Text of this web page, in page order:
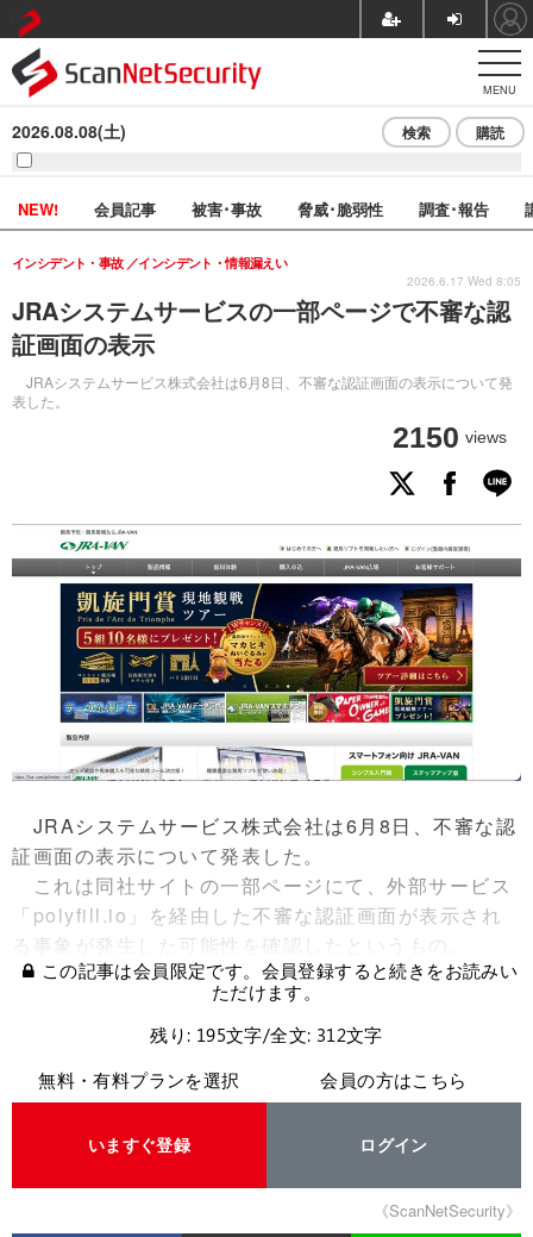
MENU
2026.08.08(土) 検索 購読
NEW! 会員記事 被害･事故 脅威･脆弱性 調査･報告
JRAシステムサービスの一部ページで不審な認
証画面の表示
JRAシステムサービス株式会社は6月8日、不審な認証画面の表示について発
表した。
インシデント・事故 インシデント・情報漏えい
2150 views
2026.6.17 Wed 8:05
JRAシステムサービス株式会社は6月8日、不審な認
証画面の表示について発表した。
これは同社サイトの一部ページにて、外部サービス
「polyfill.io」を経由した不審な認証画面が表示され
る事象が発生した可能性を確認したというもの。
この記事は会員限定です。会員登録すると続きをお読みい
ただけます。
残り: 195文字/全文: 312文字
無料・有料プランを選択
いますぐ登録
会員の方はこちら
ログイン
《ScanNetSecurity》